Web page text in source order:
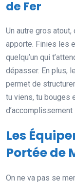
de Fer
Un autre gros atout,
apporte. Finies les
quelqu’un qui
dépasser. En plus,
permet de
tu viens, tu bouges
d’accomplissement
Les
Portée de
On ne va pas se